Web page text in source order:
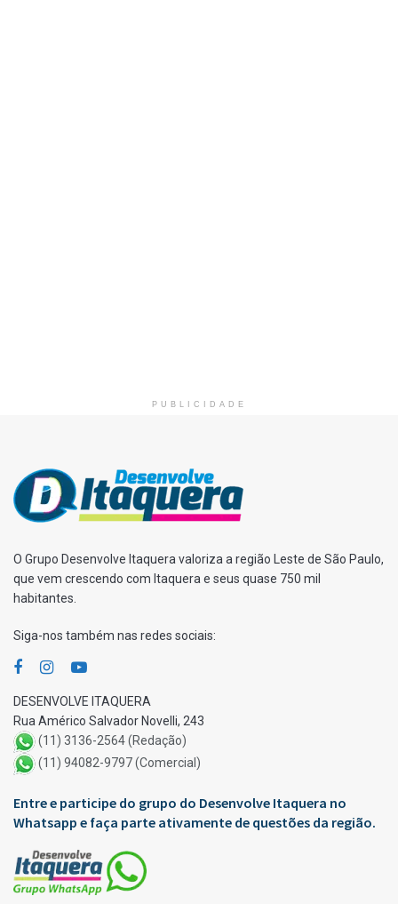
PUBLICIDADE
O Grupo Desenvolve Itaquera valoriza a região Leste de São Paulo,
que vem crescendo com Itaquera e seus quase 750 mil
habitantes.
Siga-nos também nas redes sociais:
DESENVOLVE ITAQUERA
Rua Américo Salvador Novelli, 243
(11) 3136-2564 (Redação)
(11) 94082-9797 (Comercial)
Entre e participe do grupo do Desenvolve Itaquera no
Whatsapp e faça parte ativamente de questões da região.